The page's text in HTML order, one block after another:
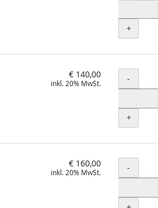
+
€ 140,00
inkl. 20% MwSt. Menge
-
+
€ 160,00
inkl. 20% MwSt. Menge
-